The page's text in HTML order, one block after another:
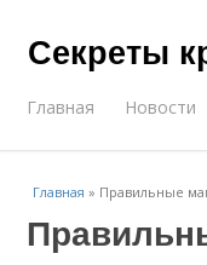
Секреты
Главная Новости
Главная » Правильные